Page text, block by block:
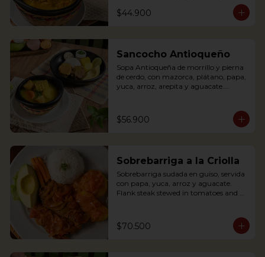
Mondongo is a traditional soup with
some lemon and coriander if you wish.
$44.900
Sancocho Antioqueño
Sopa Antioqueña de morrillo y pierna
de cerdo, con mazorca, plátano, papa,
yuca, arroz, arepita y aguacate.
*Disponible solo los fines de semana
(Sábados, domingos y festivos)
accompanied with rice and avocado
(avaliable only weekends and holidays)
$56.900
Sobrebarriga a la Criolla
Sobrebarriga sudada en guiso, servida
con papa, yuca, arroz y aguacate.
Flank steak stewed in tomatoes and
$70.500